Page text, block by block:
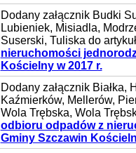
Dodany załącznik Budki
Lubieniek, Misiadla,
Suserski, Tuliska do
nieruchomości
Kościelny w 2017 r.
Dodany załącznik Białka,
Kaźmierków, Mellerów,
Wola Trębska, Wola
odbioru odpadów z
Gminy Szczawin